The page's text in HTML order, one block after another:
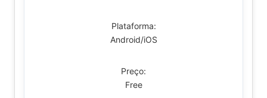
Plataforma:
Android/iOS
Preço:
Free